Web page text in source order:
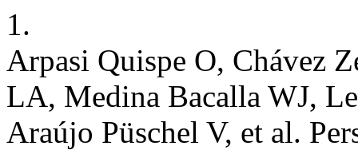
1.
Arpasi Quispe O, Chávez
LA, Medina Bacalla WJ,
Araújo Püschel V, et al.